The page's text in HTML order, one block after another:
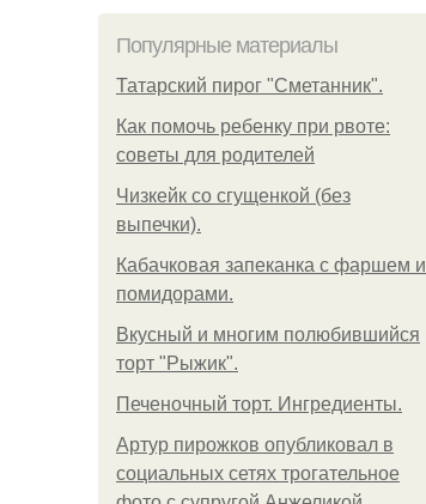
Популярные материалы
Татарский пирог "Сметанник".
Как помочь ребенку при рвоте:
советы для родителей
Чизкейк со сгущенкой (без
выпечки).
Кабачковая запеканка с фаршем и
помидорами.
Вкусный и многим полюбившийся
торт "Рыжик".
Печеночный торт. Ингредиенты.
Артур пирожков опубликовал в
социальных сетях трогательное